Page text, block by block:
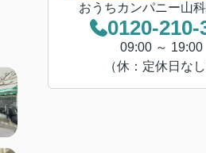
おうちカンパニー山
0120-210-
09:00 ～ 19:00
（休：定休日なし